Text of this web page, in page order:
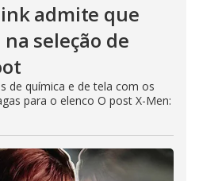
admite que
seleção de
de química e de tela com os
para o elenco O post X-Men: